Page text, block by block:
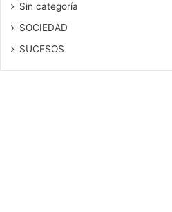
Sin categoría
SOCIEDAD
SUCESOS